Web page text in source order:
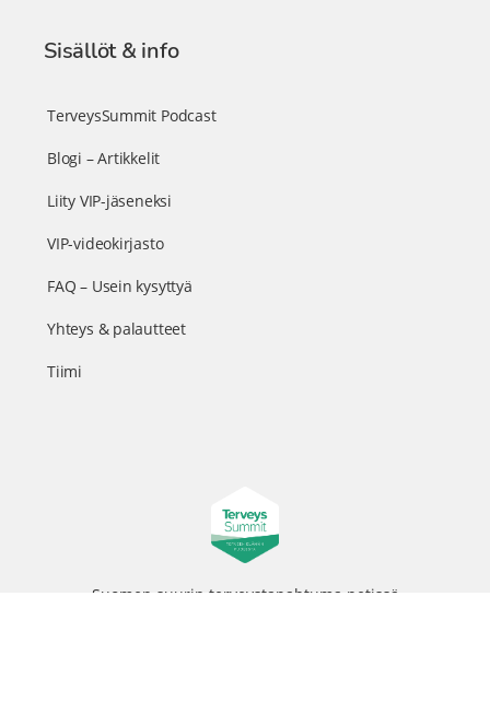
Sisällöt & info
TerveysSummit Podcast
Blogi – Artikkelit
Liity VIP-jäseneksi
VIP-videokirjasto
FAQ – Usein kysyttyä
Yhteys & palautteet
Tiimi
Suomen suurin terveystapahtuma netissä